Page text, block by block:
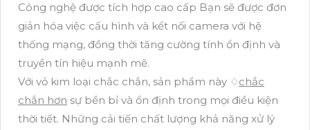
Công nghệ được tích hợp cao cấp Bạn sẽ được đơn
giản hóa việc cấu hình và kết nối camera với hệ
thống mạng, đồng thời tăng cường tính ổn định và
truyền tín hiệu mạnh mẽ.
Với vỏ kim loại chắc chắn, sản phẩm này ♢chắc
chắn hơn sự bền bỉ và ổn định trong mọi điều kiện
thời tiết. Những cải tiến chất lượng khả năng xử lý